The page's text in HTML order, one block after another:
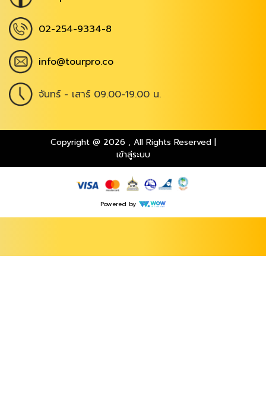
02-254-9334-8
info@tourpro.co
จันทร์ - เสาร์ 09.00-19.00 น.
Copyright @ 2026 , All Rights Reserved|
เข้าสู่ระบบ
Powered by